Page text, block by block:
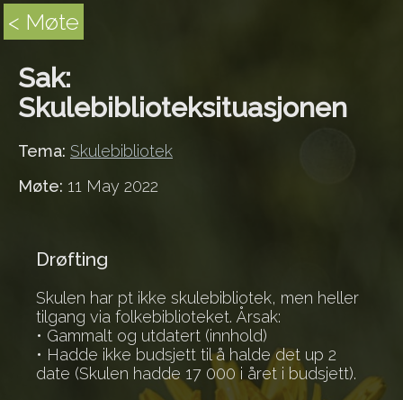
< Møte
Sak:
Skulebiblioteksituasjonen
Tema: Skulebibliotek
Møte: 11 May 2022
Drøfting
Skulen har pt ikke skulebibliotek, men heller
tilgang via folkebiblioteket. Årsak:
• Gammalt og utdatert (innhold)
• Hadde ikke budsjett til å halde det up 2
date (Skulen hadde 17 000 i året i budsjett).